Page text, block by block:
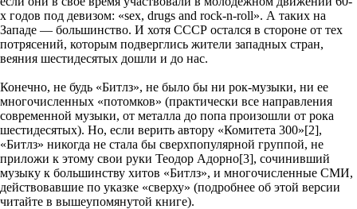
х годов под девизом: «sex, drugs and rock-n-roll». А таких на
Западе — большинство. И хотя СССР остался в стороне от тех
потрясений, которым подверглись жители западных стран,
веяния шестидесятых дошли и до нас.
Конечно, не будь «Битлз», не было бы ни рок-музыки, ни ее
многочисленных «потомков» (практически все направления
современной музыки, от металла до попа произошли от рока
шестидесятых). Но, если верить автору «Комитета 300»[2],
«Битлз» никогда не стала бы сверхпопулярной группой, не
приложи к этому свои руки Теодор Адорно[3], сочинивший
музыку к большинству хитов «Битлз», и многочисленные СМИ,
действовавшие по указке «сверху» (подробнее об этой версии
читайте в вышеупомянутой книге).